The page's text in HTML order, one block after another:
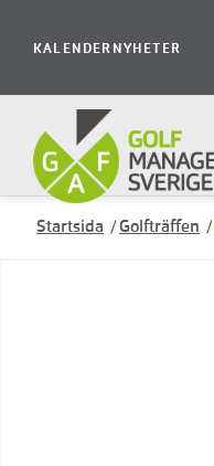
KALENDER NYHETER
Startsida / Golfträffen /